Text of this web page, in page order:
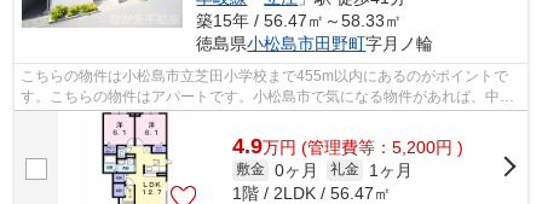
築15年 / 56.47㎡～58.33㎡
徳島県小松島市田野町字月ノ輪
こちらの物件は小松島市立芝田小学校まで455m以内にあるのがポイントで
す。こちらの物件はアパートです。小松島市で気になる物件があれば、中江
不動産にお任せください！物件に関する...
4.9万円 (管理費等：5,200円 )
敷金 0ヶ月 礼金
1ヶ月
1階 / 2LDK / 56.47㎡